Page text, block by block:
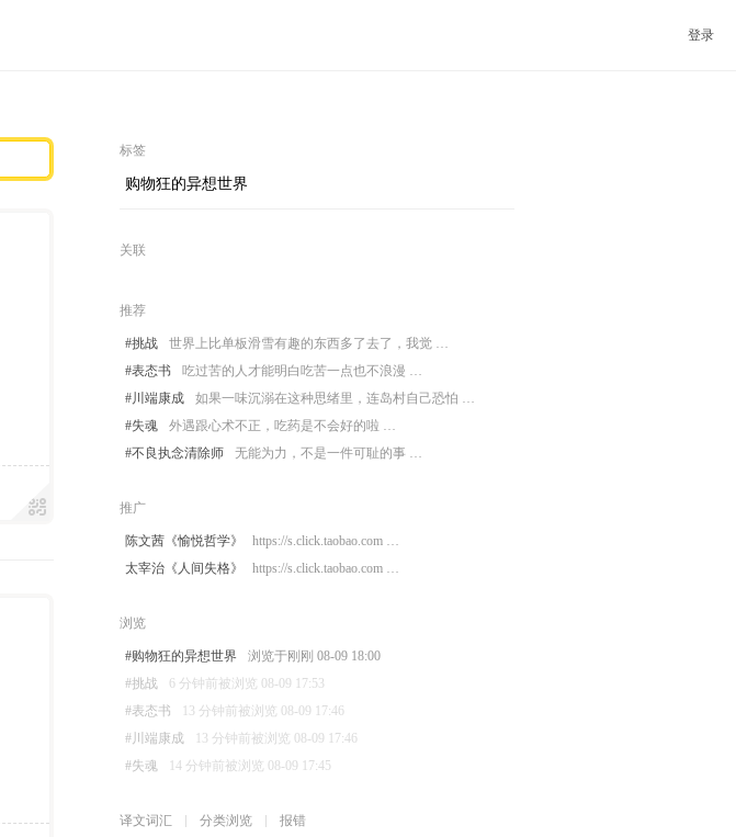
登录
标签
购物狂的异想世界
关联
推荐
#挑战
世界上比单板滑雪有趣的东西多了去了，我觉 …
#表态书
吃过苦的人才能明白吃苦一点也不浪漫 …
#川端康成
如果一味沉溺在这种思绪里，连岛村自己恐怕 …
#失魂
外遇跟心术不正，吃药是不会好的啦 …
#不良执念清除师
无能为力，不是一件可耻的事 …
推广
陈文茜《愉悦哲学》
https://s.click.taobao.com …
太宰治《人间失格》
https://s.click.taobao.com …
浏览
#购物狂的异想世界
浏览于刚刚 08-09 18:00
#挑战
6 分钟前被浏览 08-09 17:53
#表态书
13 分钟前被浏览 08-09 17:46
#川端康成
13 分钟前被浏览 08-09 17:46
#失魂
14 分钟前被浏览 08-09 17:45
译文词汇 分类浏览 报错